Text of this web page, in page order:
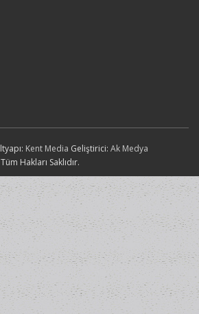
Kent Media Geliştirici: Ak Medya
Hakları Saklıdır.